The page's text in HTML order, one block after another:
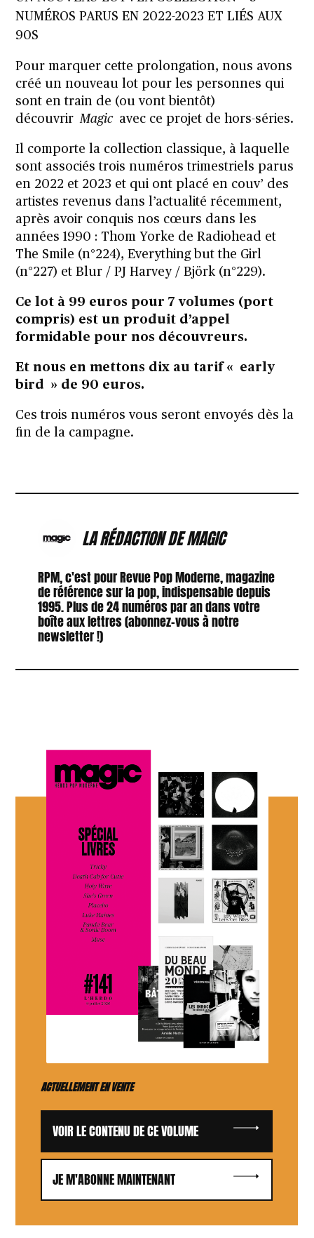
NUMÉROS PARUS EN 2022-2023 ET LIÉS AUX
90S
Pour marquer cette prolongation, nous avons
créé un nouveau lot pour les personnes qui
sont en train de (ou vont bientôt)
découvrirMagicavec ce projet de hors-séries.
Il comporte la collection classique, à laquelle
sont associés trois numéros trimestriels parus
en 2022 et 2023 et qui ont placé en couv’ des
artistes revenus dans l’actualité récemment,
après avoir conquis nos cœurs dans les
années 1990 : Thom Yorke de Radiohead et
The Smile (n°224),Everything but the Girl
(n°227) etBlur / PJ Harvey / Björk (n°229).
Ce lot à 99 euros pour 7 volumes (port
compris) est un produit d’appel
formidable pour nos découvreurs.
Et nous en mettons dix au tarif « early
bird » de 90 euros.
Ces trois numéros vous seront envoyés dès la
fin de la campagne.
LA RÉDACTION DE MAGIC
RPM, c'est pour Revue Pop Moderne, magazine
de référence sur la pop, indispensable depuis
1995. Plus de 24 numéros par an dans votre
boîte aux lettres (abonnez-vous à notre
newsletter !)
ACTUELLEMENT EN VENTE
VOIR LE CONTENU DE CE VOLUME
JE M'ABONNE MAINTENANT